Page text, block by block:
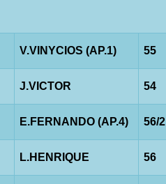
V.VINYCIOS (AP.1) 55
J.VICTOR 54
E.FERNANDO (AP.4) 56/2
L.HENRIQUE 56